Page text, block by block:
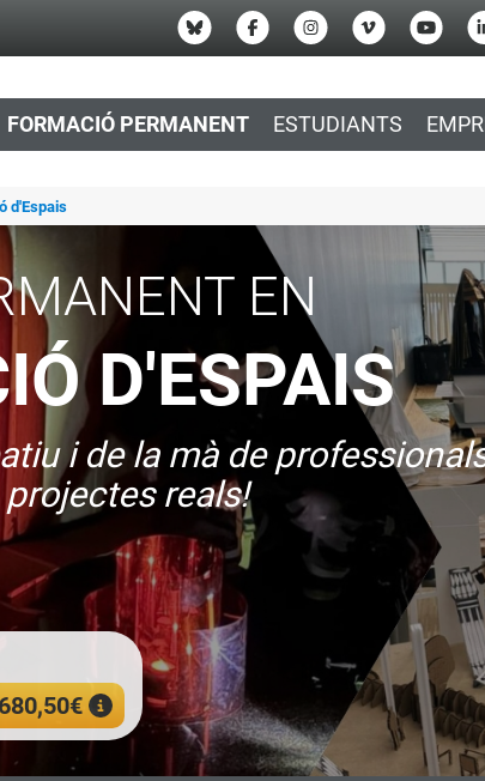
FORMACIÓ PERMANENT ESTUDIANTS
d'Espais
EN
D'ESPAIS
i de la mà de
reals!